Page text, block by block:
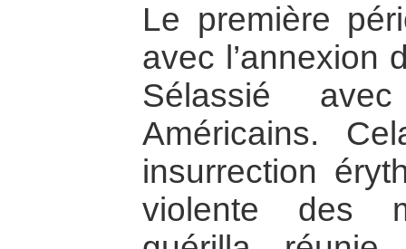
Le première
avec l’annexion
Sélassié
Américains.
insurrection
violente des